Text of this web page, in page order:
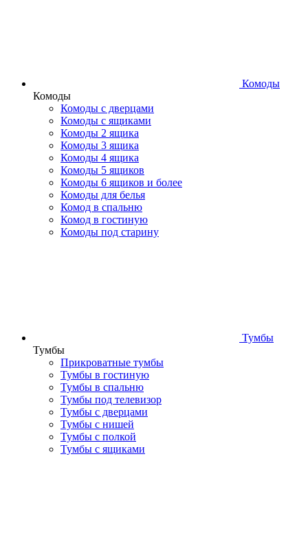
Комоды
Комоды
Комоды с дверцами
Комоды с ящиками
Комоды 2 ящика
Комоды 3 ящика
Комоды 4 ящика
Комоды 5 ящиков
Комоды 6 ящиков и более
Комоды для белья
Комод в спальню
Комод в гостиную
Комоды под старину
Тумбы
Тумбы
Прикроватные тумбы
Тумбы в гостиную
Тумбы в спальню
Тумбы под телевизор
Тумбы с дверцами
Тумбы с нишей
Тумбы с полкой
Тумбы с ящиками